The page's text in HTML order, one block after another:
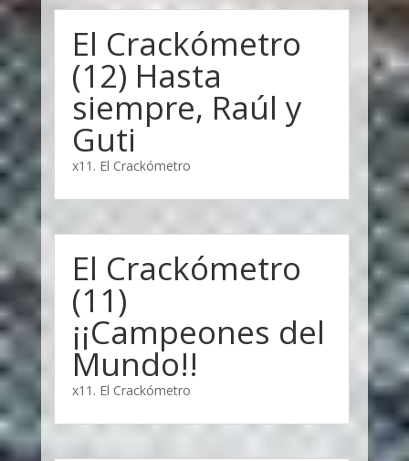
El Crackómetro
(12) Hasta
siempre, Raúl y
Guti
x11. El Crackómetro
El Crackómetro
(11)
¡¡Campeones del
Mundo!!
x11. El Crackómetro